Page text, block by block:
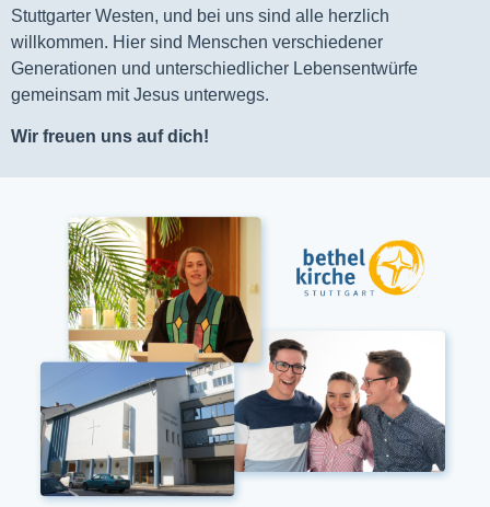
Stuttgarter Westen, und bei uns sind alle herzlich
willkommen. Hier sind Menschen verschiedener
Generationen und unterschiedlicher Lebensentwürfe
gemeinsam mit Jesus unterwegs.
Wir freuen uns auf dich!